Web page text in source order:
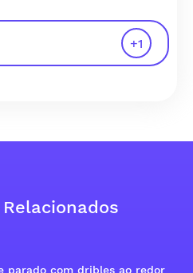
+1
parado com dribles ao redor